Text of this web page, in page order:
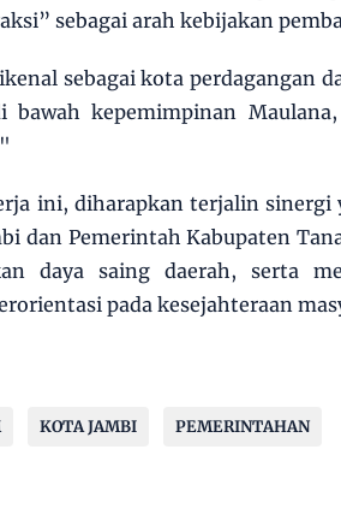
sebagai arah kebijakan
sebagai kota perdagangan
bawah kepemimpinan
ini, diharapkan terjalin sinergi
dan Pemerintah Kabupaten
daya saing daerah, serta
pada kesejahteraan
KOTA JAMBI PEMERINTAHAN